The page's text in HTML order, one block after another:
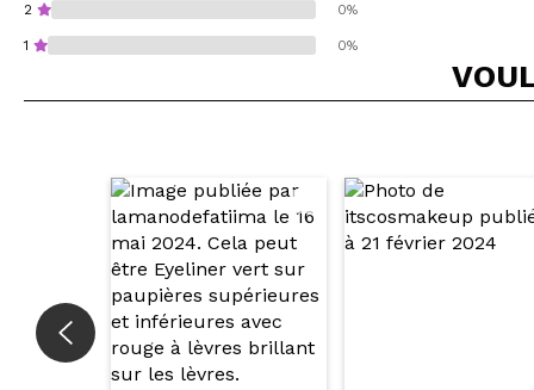
2 0%
1 0%
Recommandez-